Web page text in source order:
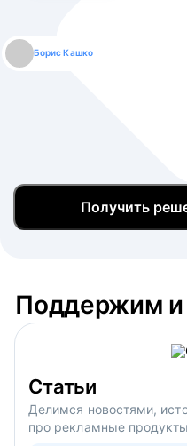
Борис Кашко
Юлия Изоитко
Александр Кулагин
Даниил Макаров
Екатерина Лазаренко
Получить
Поддержим
Статьи
Делимся новостями,
про рекламные